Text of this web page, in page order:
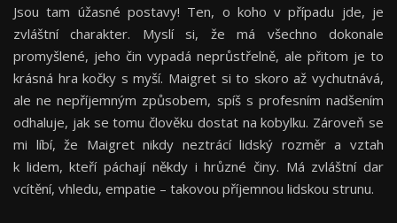
Jsou tam úžasné postavy! Ten, o koho v případu jde, je
zvláštní charakter. Myslí si, že má všechno dokonale
promyšlené, jeho čin vypadá neprůstřelně, ale přitom je to
krásná hra kočky s myší. Maigret si to skoro až vychutnává,
ale ne nepříjemným způsobem, spíš s profesním nadšením
odhaluje, jak se tomu člověku dostat na kobylku. Zároveň se
mi líbí, že Maigret nikdy neztrácí lidský rozměr a vztah
k lidem, kteří páchají někdy i hrůzné činy. Má zvláštní dar
vcítění, vhledu, empatie – takovou příjemnou lidskou strunu.